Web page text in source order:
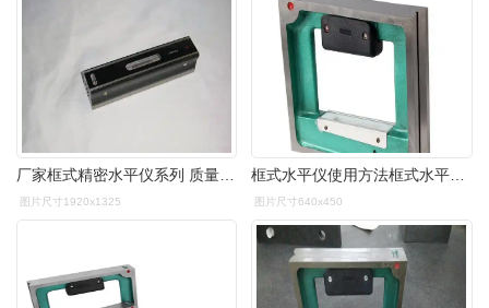
厂家框式精密水平仪系列 质量高 价格低
图片尺寸1920x1325
框式水平仪使用方法框式水平仪怎么用框式水平仪读数方法
图片尺寸640x450